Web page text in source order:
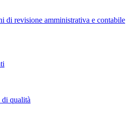
di revisione amministrativa e contabile
di qualità